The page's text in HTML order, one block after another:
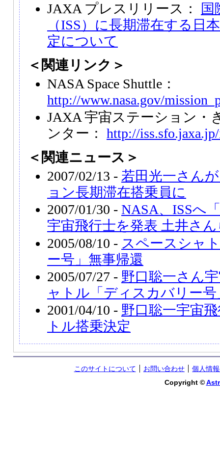
JAXA プレスリリース：
国
（ISS）に長期滞在する日
定について
＜関連リンク＞
NASA Space Shuttle：
http://www.nasa.gov/
JAXA 宇宙ステーション・
ンター： http://
＜関連ニュース＞
2007/02/13 - 若田光一さん
ョン長期滞在搭乗員に
2007/01/30 - NASA、ISSへ
宇宙飛行士を発表 土井さ
2005/08/10 - スペースシャ
ー号」無事帰還
2005/07/27 - 野口聡一さん
ャトル「ディスカバリー
2001/04/10 - 野口聡一宇宙
トル搭乗決定
このサイトについて お問い合わせ
個人情
Copyright ©